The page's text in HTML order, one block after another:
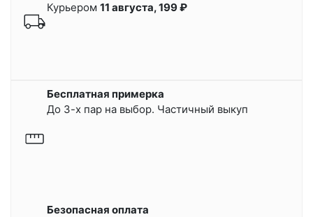
Курьером 11 августа, 199 ₽
Бесплатная примерка
До 3-х пар на выбор. Частичный выкуп
Безопасная оплата